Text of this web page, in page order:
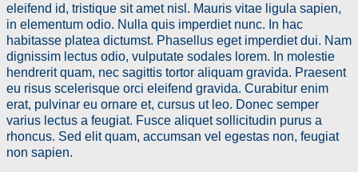
eleifend id, tristique sit amet nisl. Mauris vitae ligula sapien,
in elementum odio. Nulla quis imperdiet nunc. In hac
habitasse platea dictumst. Phasellus eget imperdiet dui. Nam
dignissim lectus odio, vulputate sodales lorem. In molestie
hendrerit quam, nec sagittis tortor aliquam gravida. Praesent
eu risus scelerisque orci eleifend gravida. Curabitur enim
erat, pulvinar eu ornare et, cursus ut leo. Donec semper
varius lectus a feugiat. Fusce aliquet sollicitudin purus a
rhoncus. Sed elit quam, accumsan vel egestas non, feugiat
non sapien.